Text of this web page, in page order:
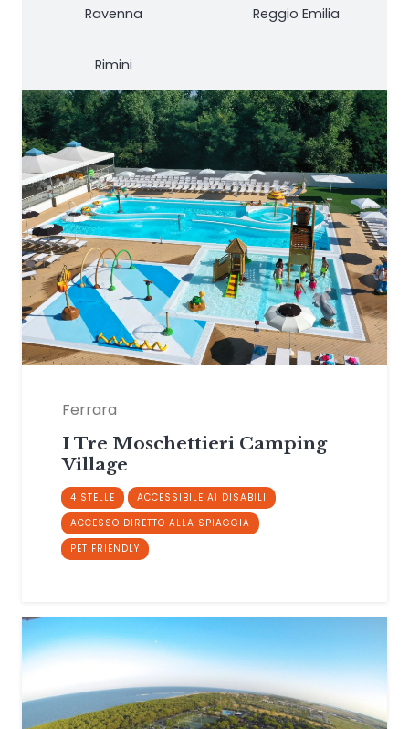
Ravenna Reggio Emilia
Rimini
Ferrara
I Tre Moschettieri Camping
Village
4 STELLE
ACCESSIBILE AI DISABILI
ACCESSO DIRETTO ALLA SPIAGGIA
PET FRIENDLY